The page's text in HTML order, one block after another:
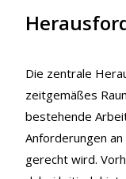
Die zentrale
zeitgemäßes
bestehende
Anforderungen
gerecht wird.